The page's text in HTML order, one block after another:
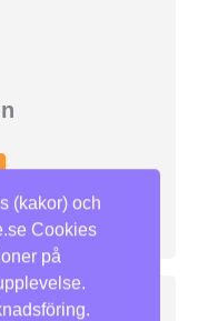
(kakor) och
Cookies
på